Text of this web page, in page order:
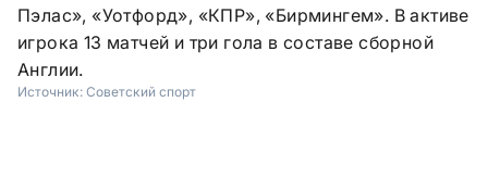
Пэлас», «Уотфорд», «КПР», «Бирмингем». В активе
игрока 13 матчей и три гола в составе сборной
Англии.
Источник: Советский спорт